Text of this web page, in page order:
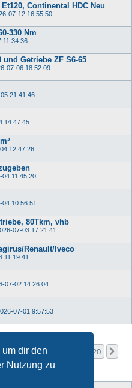
dir den
Nutzung zu
Continental HDC Neu
07-12 16:55:50
330 Nm
11:34:36
und Getriebe ZF S6-65
07-06 18:52:09
21:41:46
14:47:45
12:47:26
04 11:45:20
04 10:56:51
80Tkm, vhb
07-03 17:21:41
Renault/Iveco
11:19:41
07-02 14:26:04
07-01 9:57:53
Seite1von
1 2 3 20